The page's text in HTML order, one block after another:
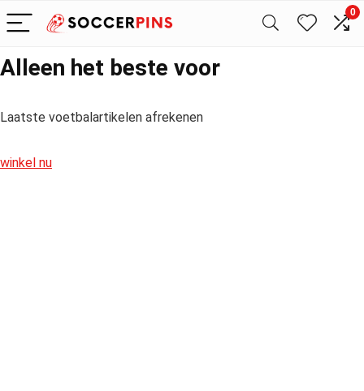
0
Alleen het beste voor
Laatste voetbalartikelen afrekenen
winkel nu